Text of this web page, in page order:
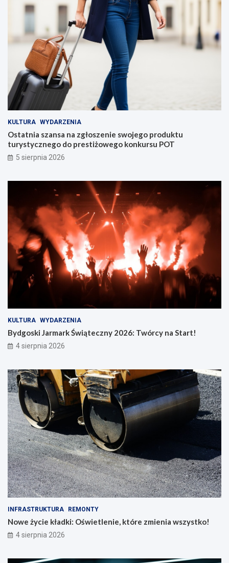
KULTURA WYDARZENIA
Ostatnia szansa na zgłoszenie swojego produktu
turystycznego do prestiżowego konkursu POT
5 sierpnia 2026
KULTURA WYDARZENIA
Bydgoski Jarmark Świąteczny 2026: Twórcy na Start!
4 sierpnia 2026
INFRASTRUKTURA REMONTY
Nowe życie kładki: Oświetlenie, które zmienia wszystko!
4 sierpnia 2026